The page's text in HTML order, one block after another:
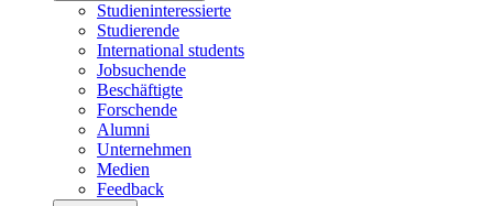
Studieninteressierte
Studierende
International students
Jobsuchende
Beschäftigte
Forschende
Alumni
Unternehmen
Medien
Feedback